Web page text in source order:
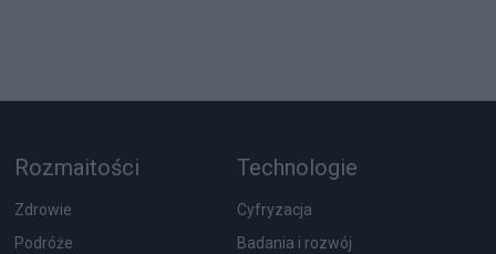
Rozmaitości
Zdrowie
Podróże
Technologie
Cyfryzacja
Badania i rozwój